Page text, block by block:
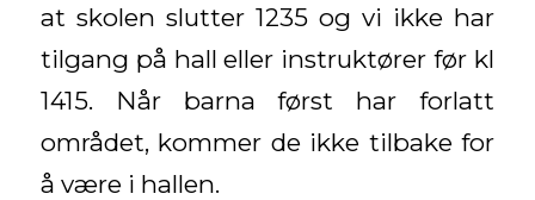
at skolen slutter 1235 og vi ikke har
tilgang på hall eller instruktører før kl
1415. Når barna først har forlatt
området, kommer de ikke tilbake for
å være i hallen.